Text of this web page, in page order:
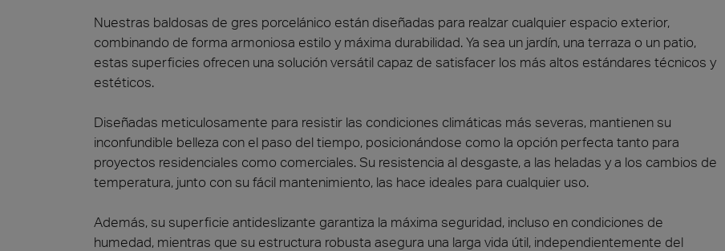
Nuestras baldosas de gres porcelánico están diseñadas para realzar cualquier espacio exterior,
combinando de forma armoniosa estilo y máxima durabilidad. Ya sea un jardín, una terraza o un patio,
estas superficies ofrecen una solución versátil capaz de satisfacer los más altos estándares técnicos y
estéticos.
Diseñadas meticulosamente para resistir las condiciones climáticas más severas, mantienen su
inconfundible belleza con el paso del tiempo, posicionándose como la opción perfecta tanto para
proyectos residenciales como comerciales. Su resistencia al desgaste, a las heladas y a los cambios de
temperatura, junto con su fácil mantenimiento, las hace ideales para cualquier uso.
Además, su superficie antideslizante garantiza la máxima seguridad, incluso en condiciones de
humedad, mientras que su estructura robusta asegura una larga vida útil, independientemente del